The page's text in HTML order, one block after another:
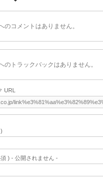
のコメントはありません。
のトラックバックはありません。
URL
) - 公開されません -